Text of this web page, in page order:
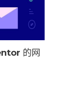
的网